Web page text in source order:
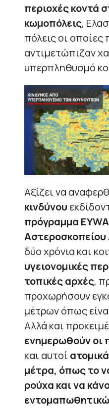
περιοχές κοντά
κωμοπόλεις,
πόλεις οι οποίες
αντιμετώπιζαν
υπερπληθυσμό
Αξίζει να
κινδύνου
πρόγραμμα
δύο χρόνια και
υγειονομικές
τοπικές αρχές,
προχωρήσουν
μέτρων όπως
Αλλά και
ενημερωθούν οι
και αυτοί
μέτρα, όπως το
ρούχα και να